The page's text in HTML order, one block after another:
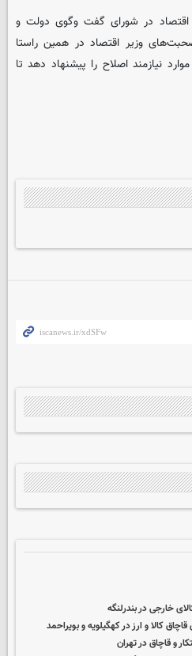
در شورای گفت وگوی دولت و
وزیر اقتصاد در همین راستا
نیازمند اصلاح را پیشنهاد دهد تا
خارجی در بندرلنگه